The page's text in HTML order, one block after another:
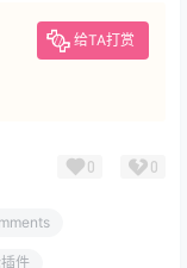
给TA打赏
0 0
件